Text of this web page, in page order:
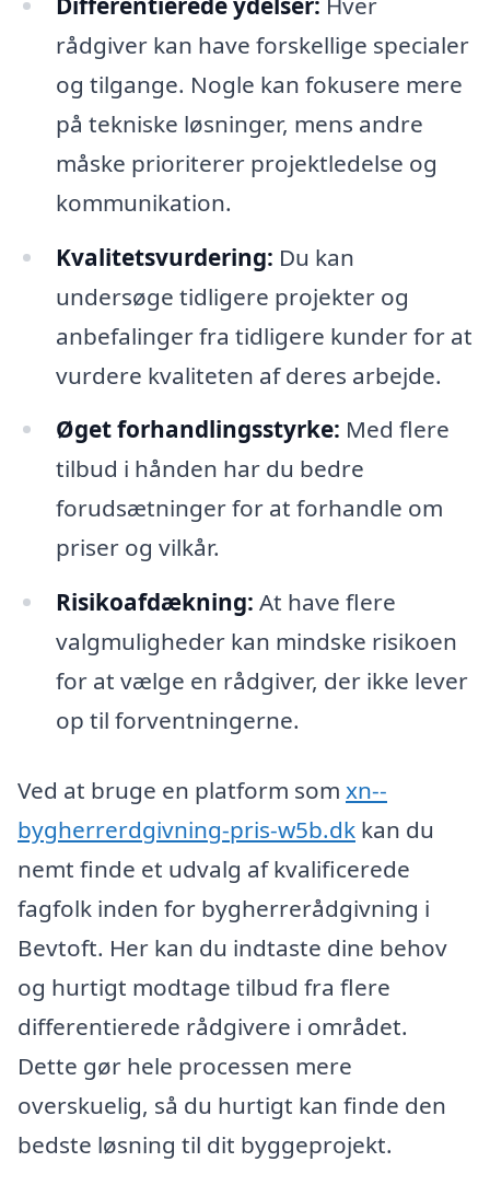
rådgiver kan have forskellige specialer
og tilgange. Nogle kan fokusere mere
på tekniske løsninger, mens andre
måske prioriterer projektledelse og
kommunikation.
Kvalitetsvurdering: Du kan
undersøge tidligere projekter og
anbefalinger fra tidligere kunder for at
vurdere kvaliteten af deres arbejde.
Øget forhandlingsstyrke: Med flere
tilbud i hånden har du bedre
forudsætninger for at forhandle om
priser og vilkår.
Risikoafdækning: At have flere
valgmuligheder kan mindske risikoen
for at vælge en rådgiver, der ikke lever
op til forventningerne.
Ved at bruge en platform som xn--
bygherrerdgivning-pris-w5b.dk kan du
nemt finde et udvalg af kvalificerede
fagfolk inden for bygherrerådgivning i
Bevtoft. Her kan du indtaste dine behov
og hurtigt modtage tilbud fra flere
differentierede rådgivere i området.
Dette gør hele processen mere
overskuelig, så du hurtigt kan finde den
bedste løsning til dit byggeprojekt.